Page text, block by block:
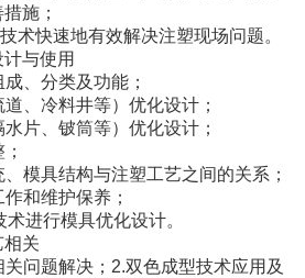
施；
术快速地有效解决注塑现场问题。
与使用
、分类及功能；
、冷料井等）优化设计；
片、铍筒等）优化设计；
模具结构与注塑工艺之间的关系；
和维护保养；
进行模具优化设计。
关
问题解决；2.双色成型技术应用及